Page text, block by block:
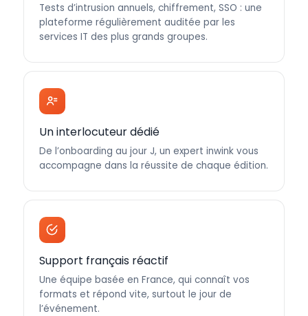
Tests d’intrusion annuels, chiffrement, SSO : une
plateforme régulièrement auditée par les
services IT des plus grands groupes.
Un interlocuteur dédié
De l’onboarding au jour J, un expert inwink vous
accompagne dans la réussite de chaque édition.
Support français réactif
Une équipe basée en France, qui connaît vos
formats et répond vite, surtout le jour de
l’événement.